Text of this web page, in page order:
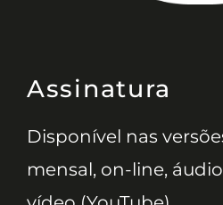
Assinatura
Disponível nas
mensal, on-line,